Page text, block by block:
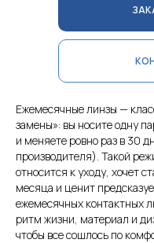
Ежемесячные линзы —
замены»: вы носите одну
и меняете ровно раз в 30
производителя). Такой
относится к уходу, хочет
месяца и ценит
ежемесячных контактных
ритм жизни, материал и
чтобы все сошлось по